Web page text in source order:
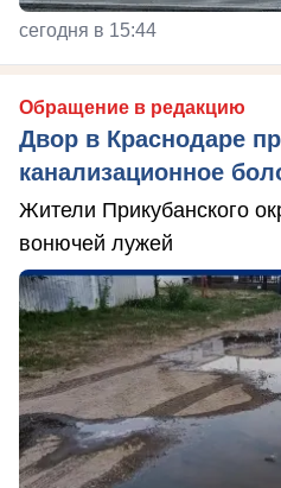
сегодня в 15:44
Обращение в редакцию
Двор в Краснодаре
канализационное
Жители Прикубанского
вонючей лужей